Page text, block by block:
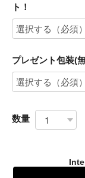
ト！
プレゼント包装(
数量